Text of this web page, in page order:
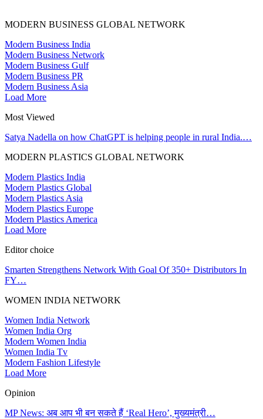
MODERN BUSINESS GLOBAL NETWORK
Modern Business India
Modern Business Network
Modern Business Gulf
Modern Business PR
Modern Business Asia
Load More
Most Viewed
Satya Nadella on how ChatGPT is helping people in rural India.…
MODERN PLASTICS GLOBAL NETWORK
Modern Plastics India
Modern Plastics Global
Modern Plastics Asia
Modern Plastics Europe
Modern Plastics America
Load More
Editor choice
Smarten Strengthens Network With Goal Of 350+ Distributors In
FY…
WOMEN INDIA NETWORK
Women India Network
Women India Org
Modern Women India
Women India Tv
Modern Fashion Lifestyle
Load More
Opinion
MP News: अब आप भी बन सकते हैं ‘Real Hero’, मुख्यमंत्री…